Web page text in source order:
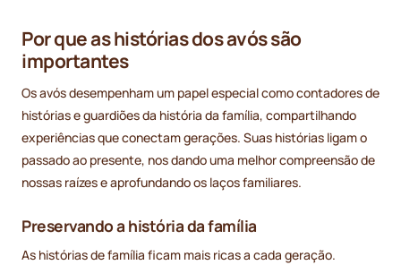
Por que as histórias dos avós são
importantes
Os avós desempenham um papel especial como contadores de
histórias e guardiões da história da família, compartilhando
experiências que conectam gerações. Suas histórias ligam o
passado ao presente, nos dando uma melhor compreensão de
nossas raízes e aprofundando os laços familiares.
Preservando a história da família
As histórias de família ficam mais ricas a cada geração.